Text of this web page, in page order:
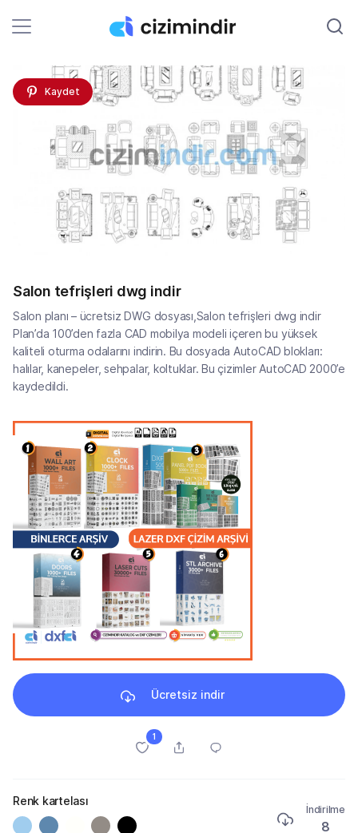
Kaydet
Salon tefrişleri dwg indir
Salon planı – ücretsiz DWG dosyası,Salon tefrişleri dwg indir
Plan’da 100’den fazla CAD mobilya modeli içeren bu yüksek
kaliteli oturma odalarını indirin. Bu dosyada AutoCAD blokları:
halılar, kanepeler, sehpalar, koltuklar. Bu çizimler AutoCAD 2000’e
kaydedildi.
Ücretsiz indir
1
Renk kartelası
İndirilme
8